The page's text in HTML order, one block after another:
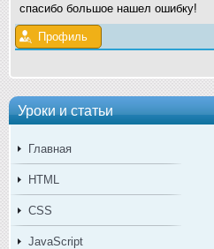
Уроки и статьи
Главная
HTML
CSS
JavaScript
спасибо большое нашел ошибку!
Профиль